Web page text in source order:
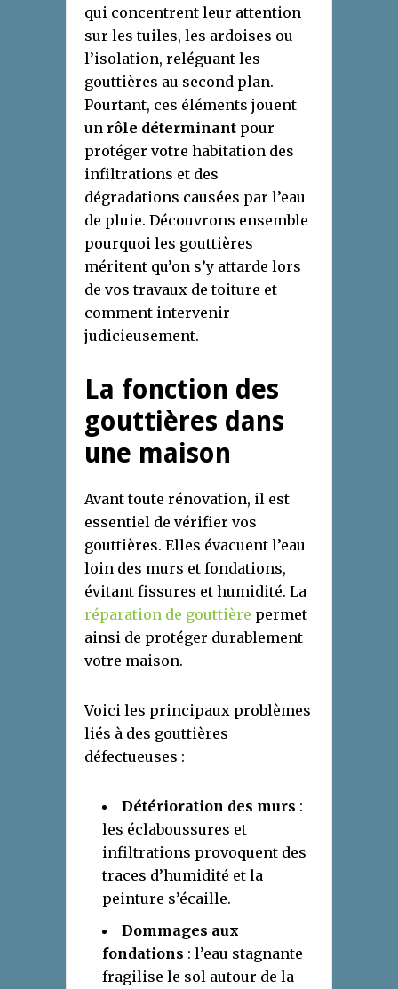
qui concentrent leur attention
sur les tuiles, les ardoises ou
l’isolation, reléguant les
gouttières au second plan.
Pourtant, ces éléments jouent
un rôle déterminant pour
protéger votre habitation des
infiltrations et des
dégradations causées par l’eau
de pluie. Découvrons ensemble
pourquoi les gouttières
méritent qu’on s’y attarde lors
de vos travaux de toiture et
comment intervenir
judicieusement.
La fonction des
gouttières dans
une maison
Avant toute rénovation, il est
essentiel de vérifier vos
gouttières. Elles évacuent l’eau
loin des murs et fondations,
évitant fissures et humidité. La
réparation de gouttière permet
ainsi de protéger durablement
votre maison.
Voici les principaux problèmes
liés à des gouttières
défectueuses :
Détérioration des murs :
les éclaboussures et
infiltrations provoquent des
traces d’humidité et la
peinture s’écaille.
Dommages aux
fondations : l’eau stagnante
fragilise le sol autour de la